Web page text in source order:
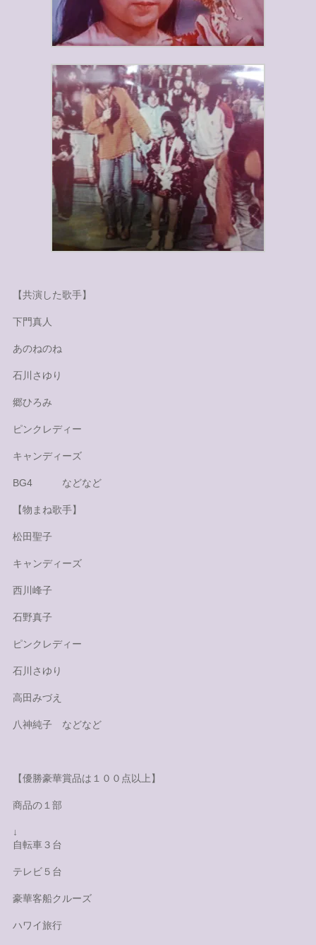
【共演した歌手】
下門真人
あのねのね
石川さゆり
郷ひろみ
ピンクレディー
キャンディーズ
BG4 などなど
【物まね歌手】
松田聖子
キャンディーズ
西川峰子
石野真子
ピンクレディー
石川さゆり
高田みづえ
八神純子 などなど
【優勝豪華賞品は１００点以上】
商品の１部
↓
自転車３台
テレビ５台
豪華客船クルーズ
ハワイ旅行